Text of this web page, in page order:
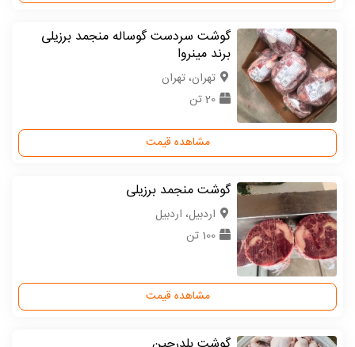
گوشت سردست گوساله منجمد برزیلی
برند مینروا
تهران، تهران
20 تن
مشاهده قیمت
گوشت منجمد برزیلی
اردبیل، اردبیل
100 تن
مشاهده قیمت